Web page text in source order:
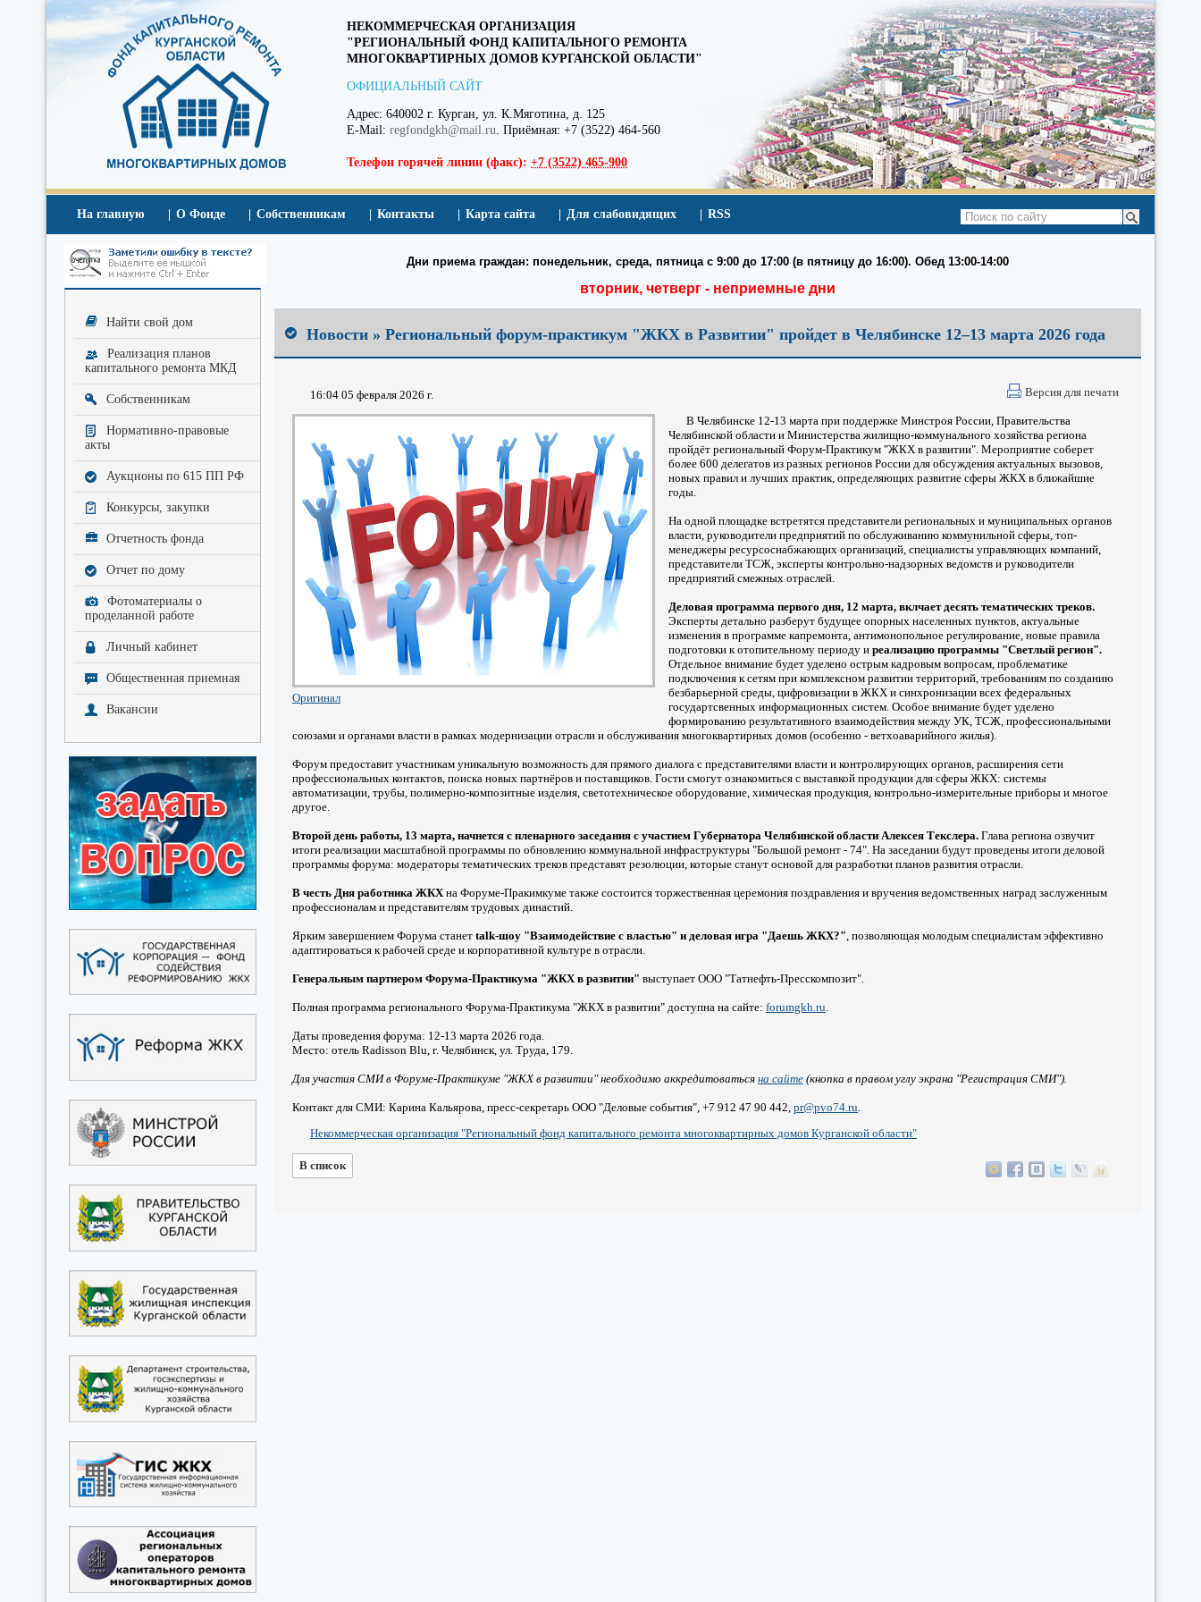
НЕКОММЕРЧЕСКАЯ ОРГАНИЗАЦИЯ
"РЕГИОНАЛЬНЫЙ ФОНД КАПИТАЛЬНОГО РЕМОНТА
МНОГОКВАРТИРНЫХ ДОМОВ КУРГАНСКОЙ ОБЛАСТИ"
ОФИЦИАЛЬНЫЙ САЙТ
Адрес: 640002 г. Курган, ул. К.Мяготина, д. 125
E-Mail: regfondgkh@mail.ru. Приёмная: +7 (3522) 464-560
Телефон горячей линии (факс): +7 (3522) 465-900
На главную О Фонде Собственникам Контакты Карта сайта Для слабовидящих RSS
Найти свой дом
Реализация планов
капитального ремонта МКД
Собственникам
Нормативно-правовые
акты
Аукционы по 615 ПП РФ
Конкурсы, закупки
Отчетность фонда
Отчет по дому
Фотоматериалы о
проделанной работе
Личный кабинет
Общественная приемная
Вакансии
Дни приема граждан: понедельник, среда, пятница с 9:00 до 17:00 (в пятницу до 16:00). Обед 13:00-14:00
вторник, четверг - неприемные дни
Новости » Региональный форум-практикум "ЖКХ в Развитии" пройдет в Челябинске 12–13 марта 2026 года
Версия для печати
16:04 05 февраля 2026 г.
Оригинал
В Челябинске 12-13 марта при поддержке Минстроя России, Правительства
Челябинской области и Министерства жилищно-коммунального хозяйства региона
пройдёт региональный Форум-Практикум "ЖКХ в развитии". Мероприятие соберет
более 600 делегатов из разных регионов России для обсуждения актуальных вызовов,
новых правил и лучших практик, определяющих развитие сферы ЖКХ в ближайшие
годы.
На одной площадке встретятся представители региональных и муниципальных органов
власти, руководители предприятий по обслуживанию коммунильной сферы, топ-
менеджеры ресурсоснабжающих организаций, специалисты управляющих компаний,
представители ТСЖ, эксперты контрольно-надзорных ведомств и руководители
предприятий смежных отраслей.
Деловая программа первого дня, 12 марта, вклчает десять тематических треков.
Эксперты детально разберут будущее опорных населенных пунктов, актуальные
изменения в программе капремонта, антимонопольное регулирование, новые правила
подготовки к отопительному периоду и реализацию программы "Светлый регион".
Отдельное внимание будет уделено острым кадровым вопросам, проблематике
подключения к сетям при комплексном развитии территорий, требованиям по созданию
безбарьерной среды, цифровизации в ЖКХ и синхронизации всех федеральных
государтсвенных информационных систем. Особое внимание будет уделено
формированию результативного взаимодействия между УК, ТСЖ, профессиональными
союзами и органами власти в рамках модернизации отрасли и обслуживания многоквартирных домов (особенно - ветхоаварийного жилья).
Форум предоставит участникам уникальную возможность для прямого диалога с представителями власти и контролирующих органов, расширения сети
профессиональных контактов, поиска новых партнёров и поставщиков. Гости смогут ознакомиться с выставкой продукции для сферы ЖКХ: системы
автоматизации, трубы, полимерно-композитные изделия, светотехническое оборудование, химическая продукция, контрольно-измерительные приборы и многое
другое.
Второй день работы, 13 марта, начнется с пленарного заседания с участием Губернатора Челябинской области Алексея Текслера. Глава региона озвучит
итоги реализации масштабной программы по обновлению коммунальной инфраструктуры "Большой ремонт - 74". На заседании будут проведены итоги деловой
программы форума: модераторы тематических треков представят резолюции, которые станут основой для разработки планов развития отрасли.
В честь Дня работника ЖКХна Форуме-Пракимкуме также состоится торжественная церемония поздравления и вручения ведомственных наград заслуженным
профессионалам и представителям трудовых династий.
Ярким завершением Форума станет talk-шоу "Взаимодействие с властью" и деловая игра "Даешь ЖКХ?", позволяющая молодым специалистам эффективно
адаптироваться к рабочей среде и корпоративной культуре в отрасли.
Генеральным партнером Форума-Практикума "ЖКХ в развитии" выступает ООО "Татнефть-Пресскомпозит".
Полная программа регионального Форума-Практикума "ЖКХ в развитии" доступна на сайте: forumgkh.ru.
Даты проведения форума: 12-13 марта 2026 года.
Место: отель Radisson Blu, г. Челябинск, ул. Труда, 179.
Для участия СМИ в Форуме-Практикуме "ЖКХ в развитии" необходимо аккредитоваться на сайте (кнопка в правом углу экрана "Регистрация СМИ").
Контакт для СМИ: Карина Кальярова, пресс-секретарь ООО "Деловые события", +7 912 47 90 442, pr@pvo74.ru.
Некоммерческая организация "Региональный фонд капитального ремонта многоквартирных домов Курганской области"
В список